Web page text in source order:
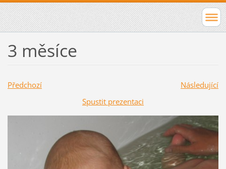
3 měsíce
Předchozí
Následující
Spustit prezentaci